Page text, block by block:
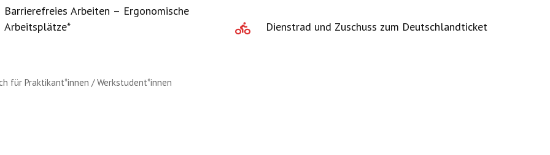
Barrierefreies Arbeiten – Ergonomische
Arbeitsplätze*
Dienstrad und Zuschuss zum Deutschlandticket
für Praktikant*innen / Werkstudent*innen